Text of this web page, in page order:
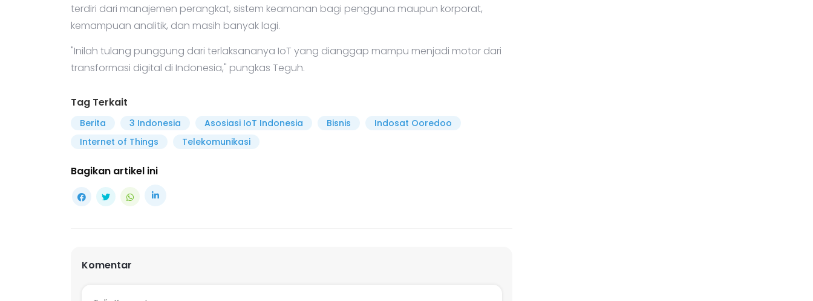
terdiri dari manajemen perangkat, sistem keamanan bagi pengguna maupun korporat,
kemampuan analitik, dan masih banyak lagi.
"Inilah tulang punggung dari terlaksananya IoT yang dianggap mampu menjadi motor dari
transformasi digital di Indonesia," pungkas Teguh.
Tag Terkait
Berita 3 Indonesia Asosiasi IoT Indonesia Bisnis
Indosat Ooredoo
Internet of Things
Telekomunikasi
Bagikan artikel ini
Komentar